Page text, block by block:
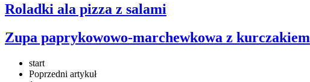
Roladki ala pizza z salami
Zupa paprykowowo-marchewkowa z kurczakiem
start
Poprzedni artykuł